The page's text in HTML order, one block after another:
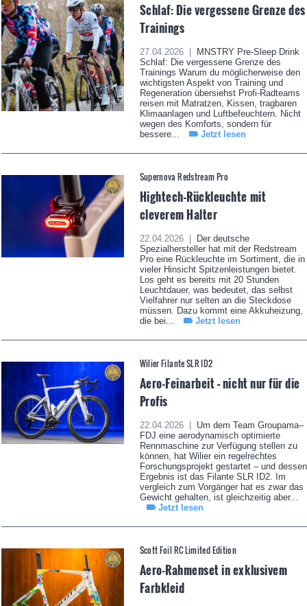
Schlaf: Die vergessene Grenze des
Trainings
27.04.2026 |
MNSTRY Pre-Sleep Drink
Schlaf: Die vergessene Grenze des
Trainings Warum du möglicherweise den
wichtigsten Aspekt von Training und
Regeneration übersiehst Profi-Radteams
reisen mit Matratzen, Kissen, tragbaren
Klimaanlagen und Luftbefeuchtern. Nicht
wegen des Komforts, sondern für
bessere...
Jetzt lesen
Supernova Redstream Pro
Hightech-Rückleuchte mit
cleverem Halter
22.04.2026 |
Der deutsche
Spezialhersteller hat mit der Redstream
Pro eine Rückleuchte im Sortiment, die in
vieler Hinsicht Spitzenleistungen bietet.
Los geht es bereits mit 20 Stunden
Leuchtdauer, was bedeutet, das selbst
Vielfahrer nur selten an die Steckdose
müssen. Dazu kommt eine Akkuheizung,
die bei...
Jetzt lesen
Wilier Filante SLR ID2
Aero-Feinarbeit – nicht nur für die
Profis
22.04.2026 |
Um dem Team Groupama–
FDJ eine aerodynamisch optimierte
Rennmaschine zur Verfügung stellen zu
können, hat Wilier ein regelrechtes
Forschungsprojekt gestartet – und dessen
Ergebnis ist das Filante SLR ID2. Im
vergleich zum Vorgänger hat es zwar das
Gewicht gehalten, ist gleichzeitig aber...
Jetzt lesen
Scott Foil RC Limited Edition
Aero-Rahmenset in exklusivem
Farbkleid